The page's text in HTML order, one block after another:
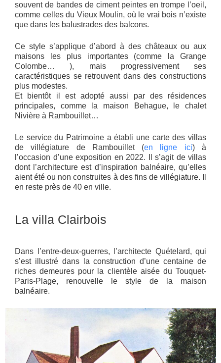
souvent de bandes de ciment peintes en trompe l’oeil,
comme celles du Vieux Moulin, où le vrai bois n’existe
que dans les balustrades des balcons.
Ce style s’applique d’abord à des châteaux ou aux
maisons les plus importantes (comme la Grange
Colombe… ), mais progressivement ses
caractéristiques se retrouvent dans des constructions
plus modestes.
Et bientôt il est adopté aussi par des résidences
principales, comme la maison Behague, le chalet
Nivière à Rambouillet…
Le service du Patrimoine a établi une carte des villas
de villégiature de Rambouillet (en ligne ici) à
l’occasion d’une exposition en 2022. Il s’agit de villas
dont l’architecture est d’inspiration balnéaire, qu’elles
aient été ou non construites à des fins de villégiature. Il
en reste près de 40 en ville.
La villa Clairbois
Dans l’entre-deux-guerres, l’architecte Quételard, qui
s’est illustré dans la construction d’une centaine de
riches demeures pour la clientèle aisée du Touquet-
Paris-Plage, renouvelle le style de la maison
balnéaire.